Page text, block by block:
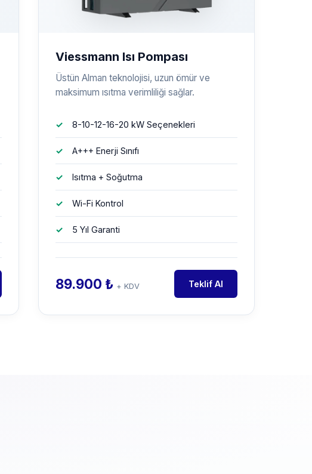
Viessmann Isı Pompası
Üstün Alman teknolojisi, uzun ömür ve
maksimum ısıtma verimliliği sağlar.
8-10-12-16-20 kW Seçenekleri
A+++ Enerji Sınıfı
Isıtma + Soğutma
Wi-Fi Kontrol
5 Yıl Garanti
89.900 ₺ + KDV Teklif Al